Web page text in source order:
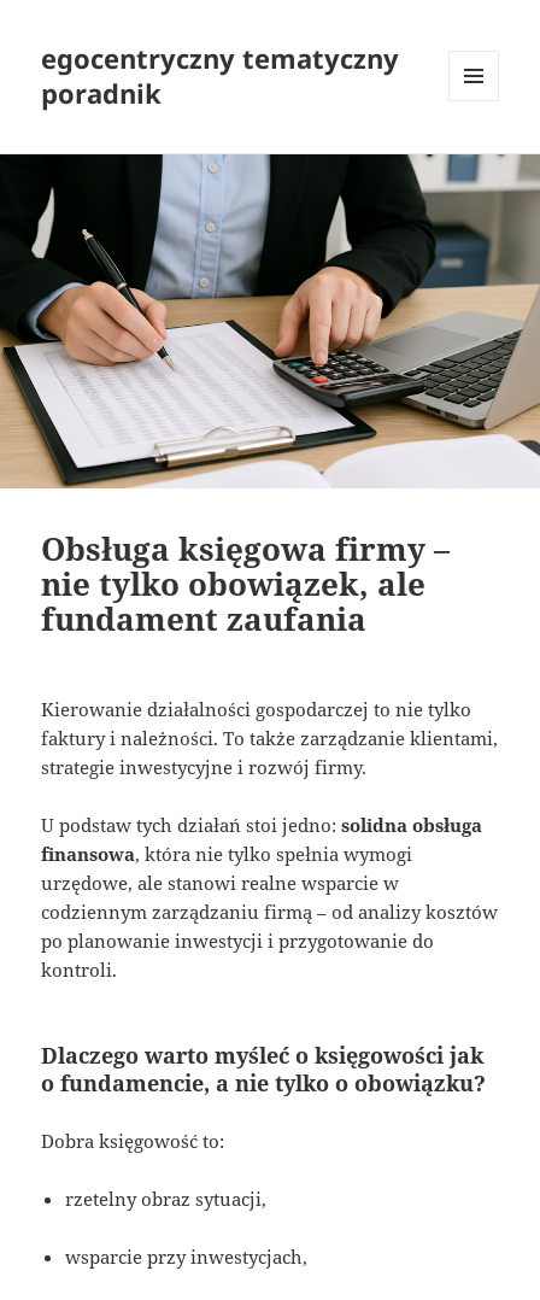
egocentryczny tematyczny
poradnik
WIDGETY
Obsługa księgowa firmy –
nie tylko obowiązek, ale
fundament zaufania
Kierowanie działalności gospodarczej to nie tylko
faktury i należności. To także zarządzanie klientami,
strategie inwestycyjne i rozwój firmy.
U podstaw tych działań stoi jedno:solidna obsługa
finansowa, która nie tylko spełnia wymogi
urzędowe, ale stanowi realne wsparcie w
codziennym zarządzaniu firmą – od analizy kosztów
po planowanie inwestycji i przygotowanie do
kontroli.
Dlaczego warto myśleć o księgowości jak
o fundamencie, a nie tylko o obowiązku?
Dobra księgowość to:
rzetelny obraz sytuacji,
wsparcie przy inwestycjach,